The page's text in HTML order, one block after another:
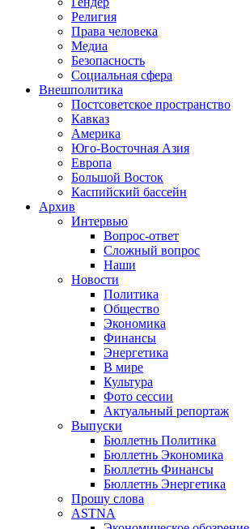
Религия
Права человека
Медиа
Безопасность
Социальная сфера
Внешполитика
Постсоветское пространство
Кавказ
Америка
Юго-Восточная Азия
Европа
Большой Восток
Каспийский бассейн
Архив
Интервью
Вопрос-ответ
Сложный вопрос
Наши
Новости
Политика
Общество
Экономика
Финансы
Энергетика
В мире
Культура
Фото сессии
Актуальный репортаж
Выпуски
Бюллетнь Политика
Бюллетнь Экономика
Бюллетнь Финансы
Бюллетнь Энергетика
Прошу слова
ASTNA